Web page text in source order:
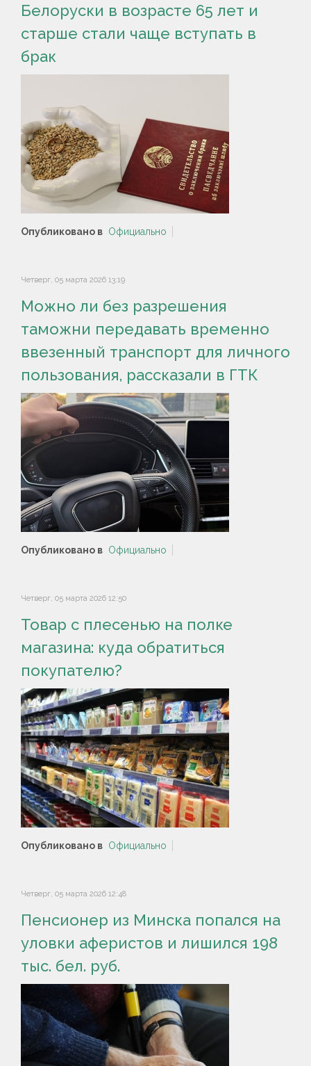
Белоруски в возрасте 65 лет и
старше стали чаще вступать в
брак
Опубликовано в Официально
Четверг, 05 марта 2026 13:19
Можно ли без разрешения
таможни передавать временно
ввезенный транспорт для личного
пользования, рассказали в ГТК
Опубликовано в Официально
Четверг, 05 марта 2026 12:50
Товар с плесенью на полке
магазина: куда обратиться
покупателю?
Опубликовано в Официально
Четверг, 05 марта 2026 12:48
Пенсионер из Минска попался на
уловки аферистов и лишился 198
тыс. бел. руб.